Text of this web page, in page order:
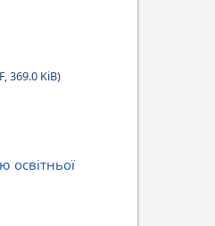
369.0 KiB)
освітньої